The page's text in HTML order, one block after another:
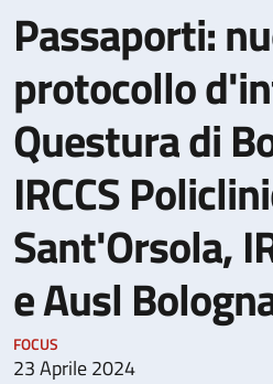
Passaporti:
protocollo
Questura di
IRCCS
Sant'Orsola,
e Ausl
FOCUS
23 Aprile 2024